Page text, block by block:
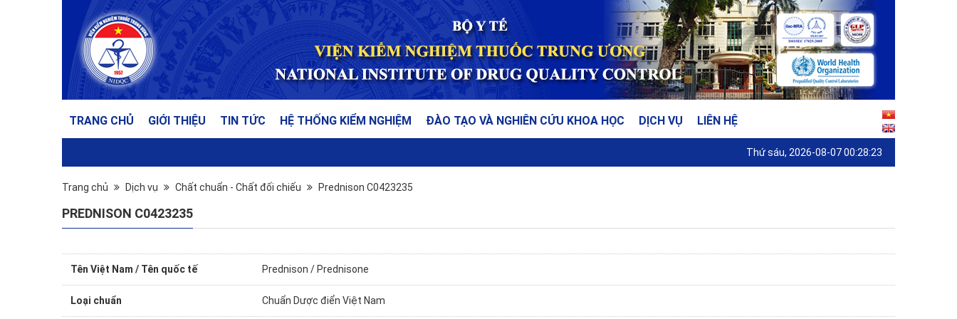
TRANG CHỦ GIỚI THIỆU TIN TỨC HỆ THỐNG KIỂM NGHIỆM ĐÀO TẠO VÀ NGHIÊN CỨU KHOA HỌC DỊCH VỤ LIÊN HỆ
Thứ sáu, 2026-08-07 00:28:23
Trang chủ Dịch vụ Chất chuẩn - Chất đối chiếu Prednison C0423235
PREDNISON C0423235
Tên Việt Nam / Tên quốc tế Prednison / Prednisone
Loại chuẩn Chuẩn Dược điển Việt Nam